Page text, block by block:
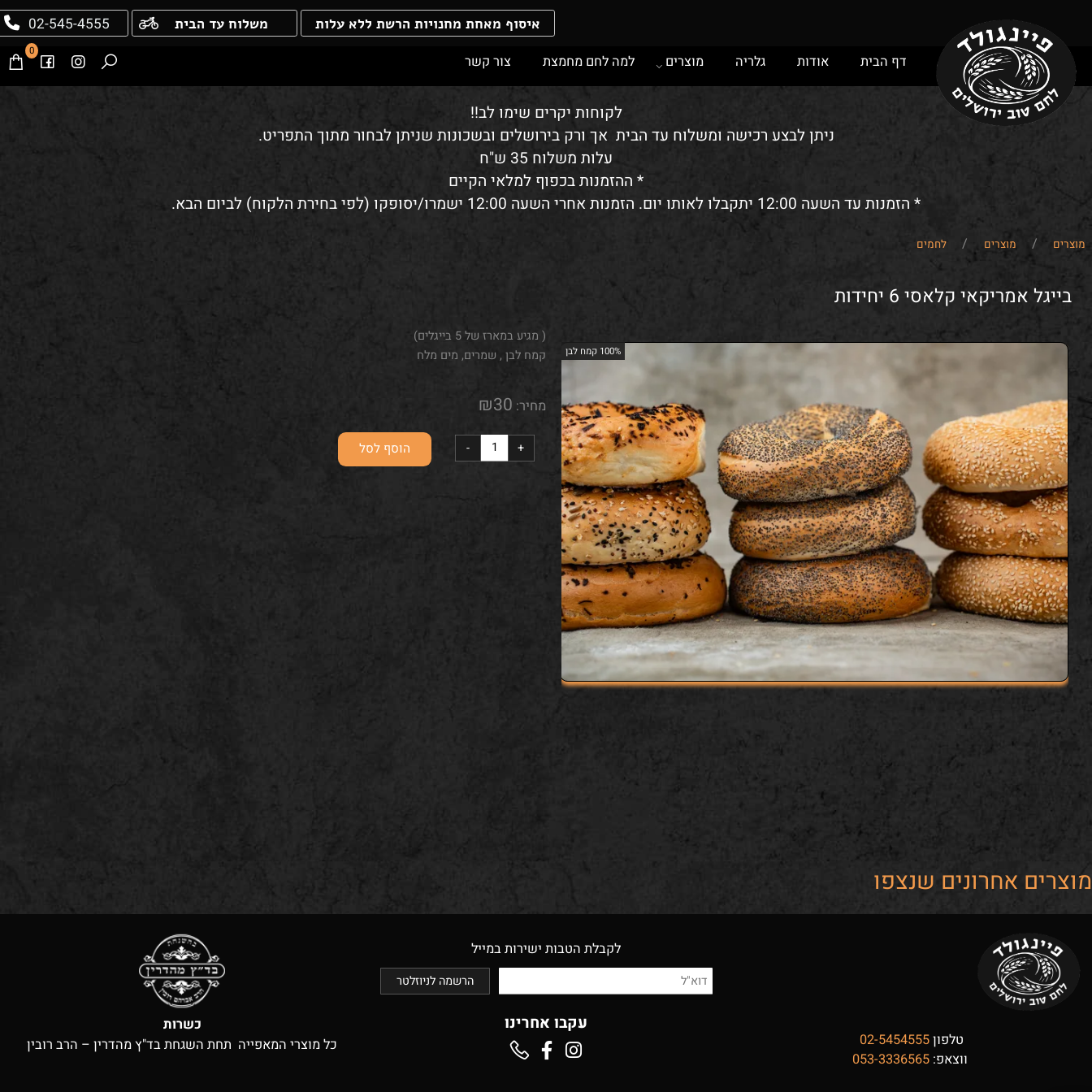
02-545-4555 משלוח עד הבית איסוף מאחת מחנויות הרשת ללא עלות
0
דף הבית אודות גלריה מוצרים למה לחם מחמצת צור קשר
לקוחות יקרים שימו לב!!
ניתן לבצע רכישה ומשלוח עד הבית אך ורק בירושלים ובשכונות שניתן לבחור מתוך התפריט.
עלות משלוח 35 ש"ח
* ההזמנות בכפוף למלאי הקיים
* הזמנות עד השעה 12:00 יתקבלו לאותו יום. הזמנות אחרי השעה 12:00 ישמרו/יסופקו (לפי בחירת הלקוח) לביום הבא.
/ מוצרים /
אמריקאי קלאסי 6 יחידות
( מגיע במארז של 5 בייגלים)
מחיר:
הוסף לסל
אחרונים שנצפו
עקבו אחרינו